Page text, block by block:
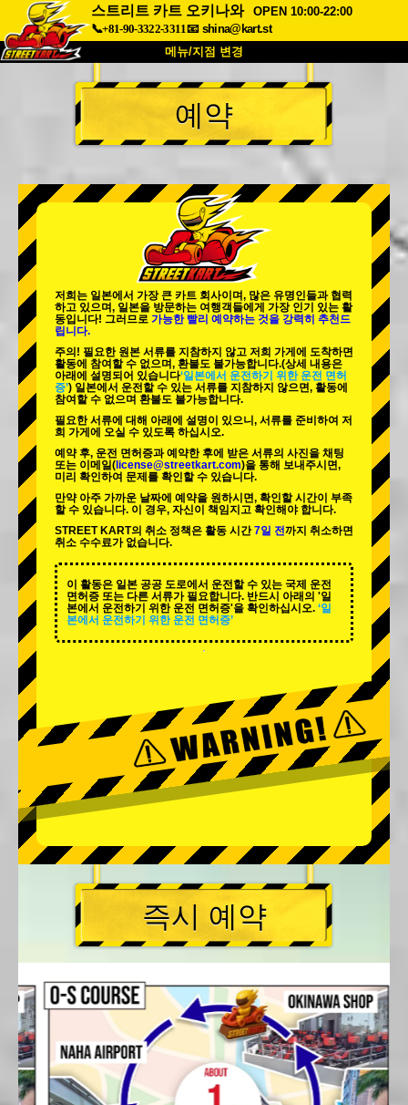
스트리트 카트 오키나와
OPEN 10:00-22:00
📞+81-90-3322-3311📧 shina@kart.st
메뉴/지점 변경
최상단
소개 사양 가격
회사 정보 예약
지점 변경
도쿄 시나가와 #1 도쿄 아키하바라#1
도쿄 아키하바라#2
도쿄 시부야 애넥스 도쿄 베이
도쿄 아사쿠사
오키나와
예약
저희는 일본에서 가장 큰 카트 회사이며, 많은 유명인들과 협력
하고 있으며, 일본을 방문하는 여행객들에게 가장 인기 있는 활
동입니다! 그러므로 가능한 빨리 예약하는 것을 강력히 추천드
립니다.
주의! 필요한 원본 서류를 지참하지 않고 저희 가게에 도착하면
활동에 참여할 수 없으며, 환불도 불가능합니다.(상세 내용은
아래에 설명되어 있습니다‘일본에서 운전하기 위한 운전 면허
증’) 일본에서 운전할 수 있는 서류를 지참하지 않으면, 활동에
참여할 수 없으며 환불도 불가능합니다.
필요한 서류에 대해 아래에 설명이 있으니, 서류를 준비하여 저
희 가게에 오실 수 있도록 하십시오.
예약 후, 운전 면허증과 예약한 후에 받은 서류의 사진을 채팅
또는 이메일( license@streetkart.com)을 통해 보내주시면,
미리 확인하여 문제를 확인할 수 있습니다.
만약 아주 가까운 날짜에 예약을 원하시면, 확인할 시간이 부족
할 수 있습니다. 이 경우, 자신이 책임지고 확인해야 합니다.
STREET KART의 취소 정책은 활동 시간7일 전까지 취소하면
취소 수수료가 없습니다.
이 활동은 일본 공공 도로에서 운전할 수 있는 국제 운전
면허증 또는 다른 서류가 필요합니다. 반드시 아래의 '일
본에서 운전하기 위한 운전 면허증'을 확인하십시오. ‘일
본에서 운전하기 위한 운전 면허증’
즉시 예약